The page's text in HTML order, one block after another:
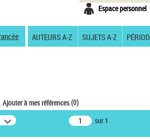
Espace personnel
AUTEURS A-Z SUJETS A-Z
Ajouter à mes références(0)
sur 1